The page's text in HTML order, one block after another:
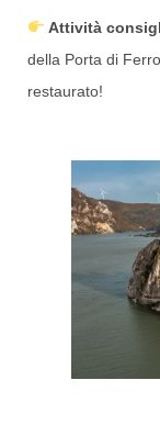
Attività
della Porta di
restaurato!